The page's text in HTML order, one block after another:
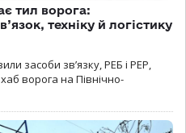
тил ворога:
техніку й логістику
засоби зв’язку, РЕБ і РЕР,
ворога на Північно-